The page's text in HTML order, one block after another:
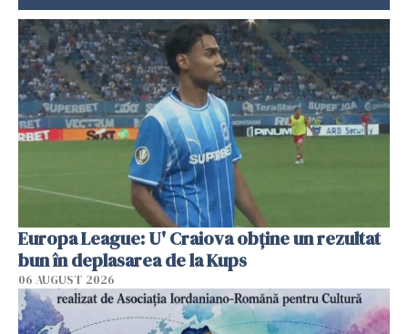
Europa League: U' Craiova obține un rezultat
bun în deplasarea de la Kups
06 AUGUST 2026